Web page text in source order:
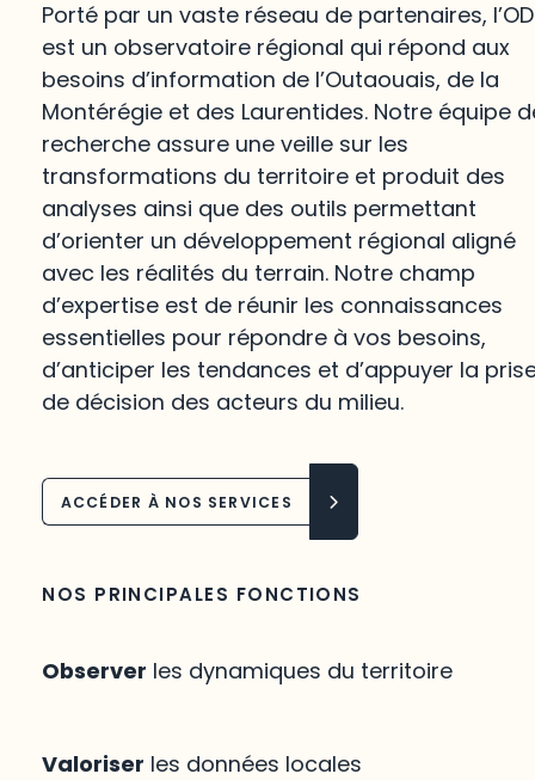
Porté par un vaste réseau de partenaires,
est un observatoire régional qui répond aux
besoins d’information de l’Outaouais, de la
Montérégie et des Laurentides. Notre équipe
recherche assure une veille sur les
transformations du territoire et produit des
analyses ainsi que des outils permettant
d’orienter un développement régional aligné
avec les réalités du terrain. Notre champ
d’expertise est de réunir les connaissances
essentielles pour répondre à vos besoins,
d’anticiper les tendances et d’appuyer la
de décision des acteurs du milieu.
ACCÉDER À NOS SERVICES
NOS PRINCIPALES FONCTIONS
Observer les dynamiques du territoire
Valoriser les données locales